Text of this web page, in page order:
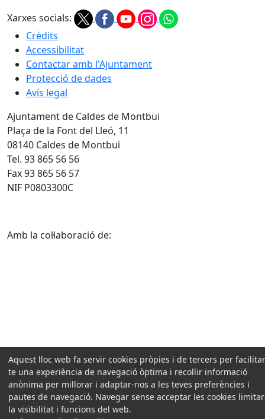
Xarxes socials:
Crèdits
Accessibilitat
Contactar amb l'Ajuntament
Protecció de dades
Avís legal
Ajuntament de Caldes de Montbui
Plaça de la Font del Lleó, 11
08140 Caldes de Montbui
Tel. 93 865 56 56
Fax 93 865 56 57
NIF P0803300C
Amb la col·laboració de:
Aquest lloc web fa servir cookies pròpies i de tercers per
te una experiència de navegació òptima i recollir informació
anònima per millorar i adaptar-nos a les teves preferències i
pautes de navegació. Navegar sense acceptar les cookies
la visibilitat i funcions del web.